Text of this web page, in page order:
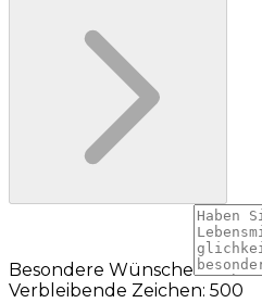
Besondere Wünsche
Verbleibende Zeichen: 500